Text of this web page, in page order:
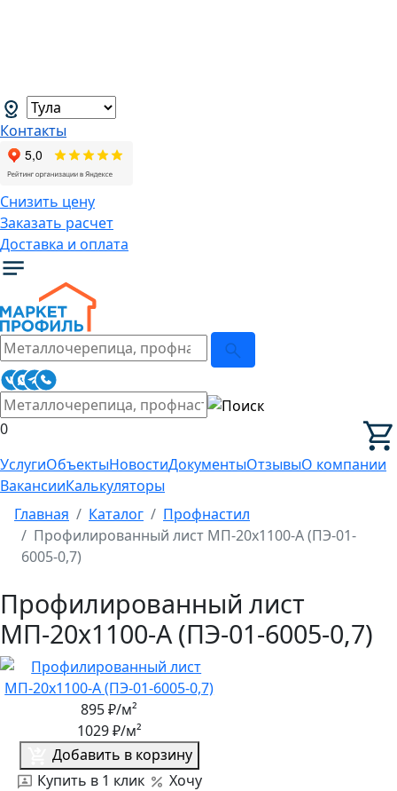
Контакты
Снизить цену
Заказать расчет
Доставка и оплата
0
УслугиОбъектыНовостиДокументыОтзывыО компании
ВакансииКалькуляторы
Главная
Каталог
Профнастил
Профилированный лист МП-20x1100-A (ПЭ-01-
6005-0,7)
Профилированный лист
МП-20x1100-A (ПЭ-01-6005-0,7)
895₽/м²
1029₽/м²
Добавить в корзину
Купить в 1 клик
Хочу